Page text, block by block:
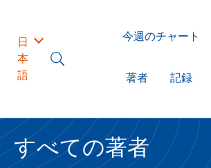
日
本
語
今週のチャート
著者 記録
すべての著者